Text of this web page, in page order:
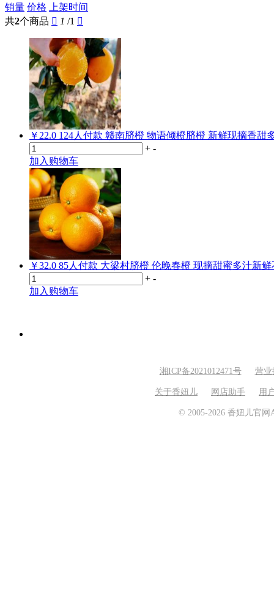
销量 价格 上架时间
共2个商品  1 /1 
￥22.0 124人付款 赣南脐橙 物语倾橙脐橙 新鲜现摘香甜
+ -
加入购物车
￥32.0 85人付款 大梁村脐橙 伦晚春橙 现摘甜蜜多汁新
+ -
加入购物车
湘ICP备2021012471号 营业
关于香妞儿 网店助手 用
© 2005-2026 香妞儿官